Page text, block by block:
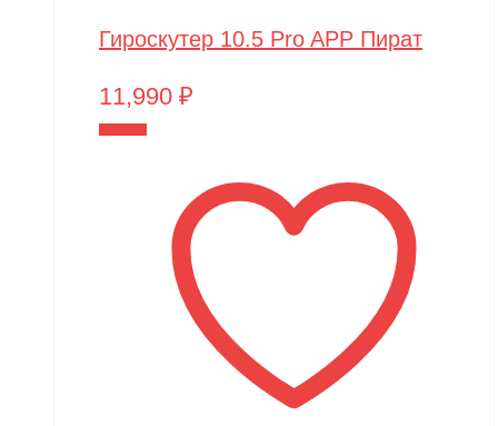
Гироскутер 10.5 Pro APP Пират
11,990 ₽